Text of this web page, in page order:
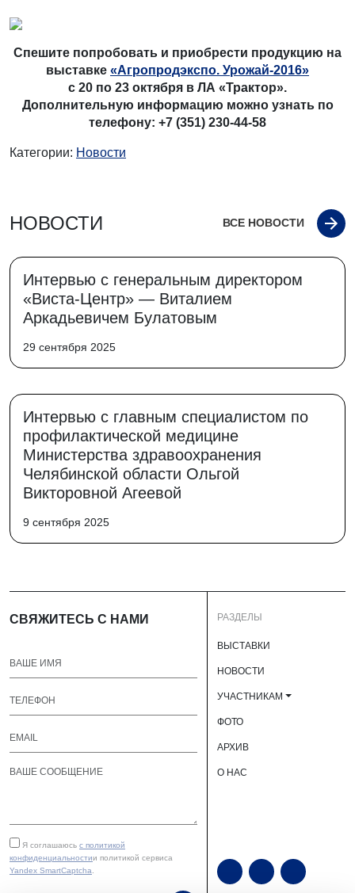
Спешите попробовать и приобрести продукцию на
выставке «Агропродэкспо. Урожай-2016»
с 20 по 23 октября в ЛА «Трактор».
Дополнительную информацию можно узнать по
телефону: +7 (351) 230-44-58
Категории: Новости
НОВОСТИ ВСЕ НОВОСТИ
Интервью с генеральным директором
«Виста-Центр» — Виталием
Аркадьевичем Булатовым
29 сентября 2025
Интервью с главным специалистом по
профилактической медицине
Министерства здравоохранения
Челябинской области Ольгой
Викторовной Агеевой
9 сентября 2025
СВЯЖИТЕСЬ С НАМИ
Я соглашаюсь с политикой
конфиденциальностии политикой сервиса
Yandex SmartCaptcha
РАЗДЕЛЫ
ВЫСТАВКИ
НОВОСТИ
УЧАСТНИКАМ
ФОТО
АРХИВ
О НАС